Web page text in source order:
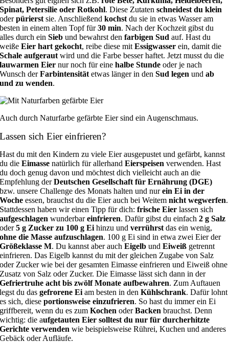
Spinat, Petersilie oder Rotkohl. Diese Zutatenschneidest du klein
oderpürierstsie. Anschließendkochstdu sie in etwas Wasser am
besten in einem alten Topf für30 min. Nach der Kochzeit gibst du
alles durch einSiebund bewahrst den farbigen Sud auf. Hast du
weißeEier hart gekocht, reibe diese mitEssigwasserein, damit die
Schale aufgerautwird und die Farbe besser haftet. Jetzt musst du die
lauwarmen Eiernur noch für einehalbe Stundeoder je nach
Wunsch derFarbintensitätetwas länger in denSud legenundab
und zu wenden.
Auch durch Naturfarbe gefärbte Eier sind ein Augenschmaus.
Lassen sich Eier einfrieren?
Hast du mit den Kindern zu viele Eier ausgepustet und gefärbt, kannst
du dieEimassenatürlich für allerhandEierspeisenverwenden. Hast
du doch genug davon und möchtest dich vielleicht auch an die
Empfehlung derDeutschen Gesellschaft für Ernährung (DGE)
bzw. unsere Challenge des Monats halten und nurein Ei in der
Wocheessen, brauchst du die Eier auch bei Weitemnicht wegwerfen.
Stattdessen haben wir einen Tipp für dich:frische Eier lassen sich
aufgeschlagenwunderbareinfrieren. Dafür gibst du einfach2 g Salz
oder5 g Zucker zu 100 g Eihinzu undverrührstdas ein wenig,
ohne die Masse aufzuschlagen. 100 g Ei sind in etwa zwei Eier der
Größeklasse M. Du kannst aber auchEigelb undEiweiß getrennt
einfrieren. Das Eigelb kannst du mit der gleichen Zugabe von Salz
oder Zucker wie bei der gesamten Eimasse einfrieren und Eiweiß ohne
Zusatz von Salz oder Zucker. Die Eimasse lässt sich dann in der
Gefriertruhe acht bis zwölf Monate aufbewahren. Zum Auftauen
legst du dasgefrorene Ei am besten in denKühlschrank. Dafür lohnt
es sich, diese portionsweise einzufrieren. So hast du immer ein Ei
griffbereit, wenn du es zumKochenoderBackenbrauchst. Denn
wichtig: die aufgetauten Eier solltest du nur für durcherhitzte
Gerichte verwenden wie beispielsweise Rührei, Kuchen und anderes
Gebäck oder Aufläufe.